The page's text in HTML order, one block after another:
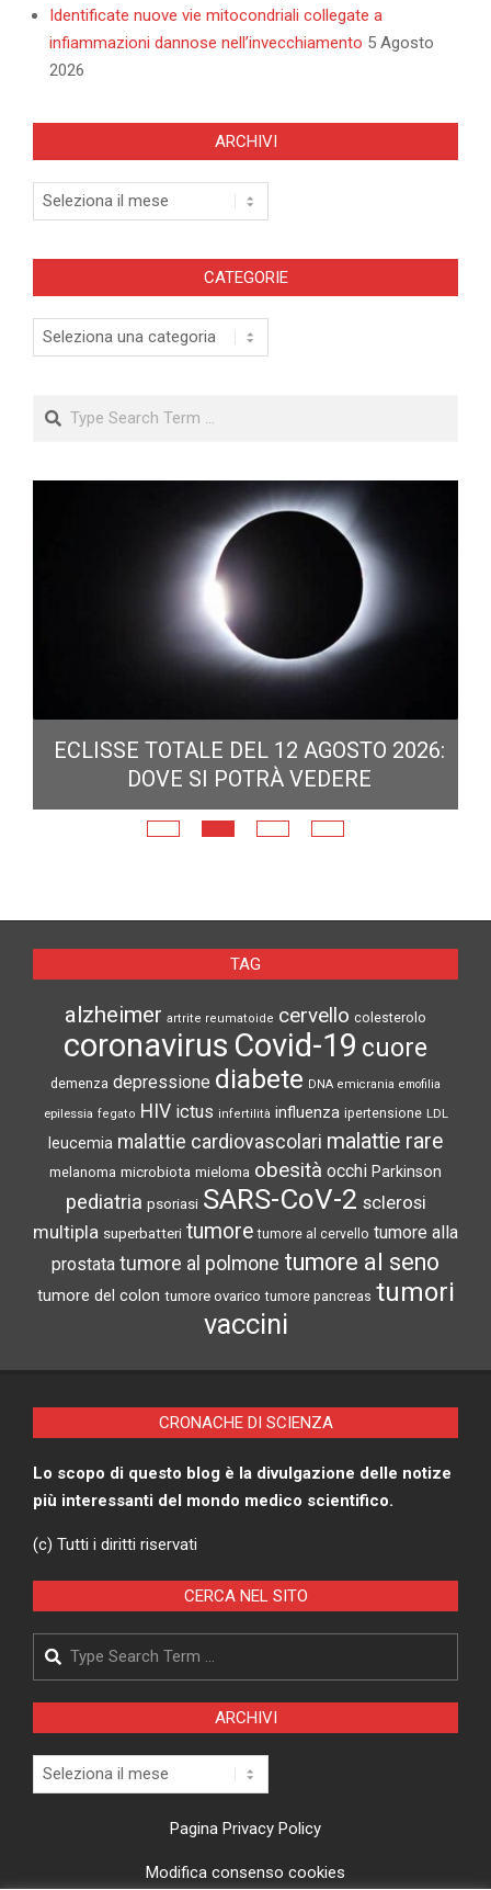
Identificate nuove vie mitocondriali collegate a
infiammazioni dannose nell’invecchiamento 5 Agosto
2026
ARCHIVI
Archivi
CATEGORIE
Categorie
Search
ECLISSE TOTALE DEL 12 AGOSTO 2026:
DOVE SI POTRÀ VEDERE
TAG
alzheimer artrite reumatoide cervello colesterolo
coronavirus Covid-19 cuore
demenza depressione diabete DNA emicrania emofilia
epilessia fegato HIV ictus infertilità influenza ipertensione LDL
leucemia malattie cardiovascolari malattie rare
melanoma microbiota mieloma obesità occhi Parkinson
pediatria psoriasi SARS-CoV-2 sclerosi
multipla superbatteri tumore tumore al cervello tumore alla
prostata tumore al polmone tumore al seno
tumore del colon tumore ovarico tumore pancreas tumori
vaccini
CRONACHE DI SCIENZA
Lo scopo di questo blog è la divulgazione delle notize
più interessanti del mondo medico scientifico.
(c) Tutti i diritti riservati
CERCA NEL SITO
Search
ARCHIVI
Archivi
Pagina Privacy Policy
Modifica consenso cookies